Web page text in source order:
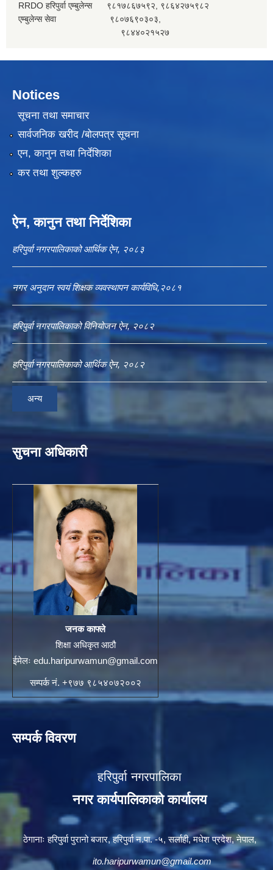
RRDO हरिपुर्वा एम्बुलेन्स ९८१७८६७५९२, ९८६४२७५९८२
एम्बुलेन्स सेवा ९८०७६९०३०३,
९८४४०२१५२७
Notices
सूचना तथा समाचार
सार्वजनिक खरीद /बोलपत्र सूचना
एन, कानुन तथा निर्देशिका
कर तथा शुल्कहरु
ऐन, कानुन तथा निर्देशिका
हरिपुर्वा नगरपालिकाको आर्थिक ऐन, २०८३
नगर अनुदान स्वयं शिक्षक व्यवस्थापन कार्यविधि,२०८१
हरिपुर्वा नगरपालिकाको विनियोजन ऐन, २०८२
हरिपुर्वा नगरपालिकाको आर्थिक ऐन, २०८२
अन्य
सुचना अधिकारी
जनक काफ्ले
शिक्षा अधिकृत आठौ
ईमेलः edu.haripurwamun@gmail.com
सम्पर्क नं. +९७७ ९८५४०७२००२
सम्पर्क विवरण
हरिपुर्वा नगरपालिका
नगर कार्यपालिकाको कार्यालय
ठेगानाः हरिपुर्वा पुरानो बजार, हरिपुर्वा न.पा. -५, सर्लाही, मधेश प्रदेश, नेपाल,
ito.haripurwamun@gmail.com